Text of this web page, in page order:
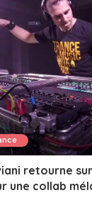
retourne
une collab